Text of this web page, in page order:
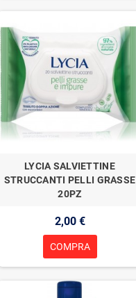
LYCIA SALVIETTINE
STRUCCANTI PELLI GRASSE
20PZ
2,00 €
COMPRA